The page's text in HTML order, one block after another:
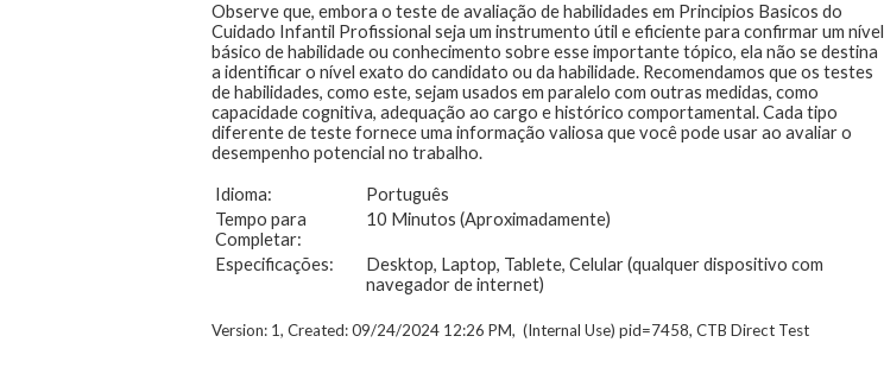
Observe que, embora o teste de avaliação de habilidades em Principios Basicos do
Cuidado Infantil Profissional seja um instrumento útil e eficiente para confirmar um nível
básico de habilidade ou conhecimento sobre esse importante tópico, ela não se destina
a identificar o nível exato do candidato ou da habilidade. Recomendamos que os testes
de habilidades, como este, sejam usados em paralelo com outras medidas, como
capacidade cognitiva, adequação ao cargo e histórico comportamental. Cada tipo
diferente de teste fornece uma informação valiosa que você pode usar ao avaliar o
desempenho potencial no trabalho.
Idioma:
Português
Tempo para
Completar:
10 Minutos (Aproximadamente)
Especificações:
Desktop, Laptop, Tablete, Celular (qualquer dispositivo com
navegador de internet)
Version: 1, Created: 09/24/2024 12:26 PM, (Internal Use) pid=7458, CTB Direct Test